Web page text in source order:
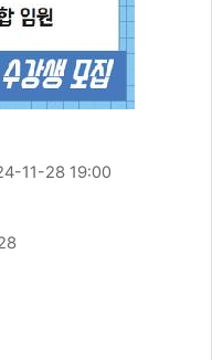
11-28 19:00